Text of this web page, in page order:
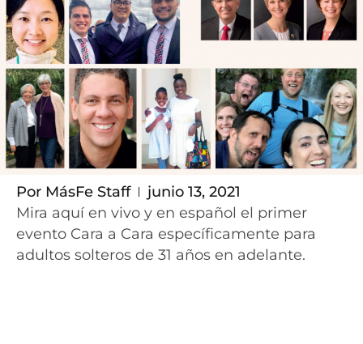
Por MásFe Staff
junio 13, 2021
Mira aquí en vivo y en español el primer
evento Cara a Cara específicamente para
adultos solteros de 31 años en adelante.